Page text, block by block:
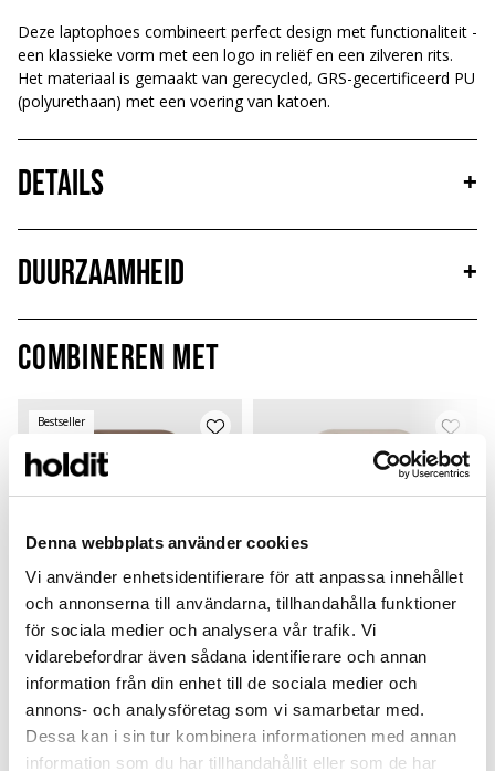
Denna webbplats använder cookies
Vi använder enhetsidentifierare för att anpassa innehållet
och annonserna till användarna, tillhandahålla funktioner
för sociala medier och analysera vår trafik. Vi
vidarebefordrar även sådana identifierare och annan
information från din enhet till de sociala medier och
annons- och analysföretag som vi samarbetar med.
Dessa kan i sin tur kombinera informationen med annan
information som du har tillhandahållit eller som de har
Deze laptophoes combineert perfect design met functionaliteit -
een klassieke vorm met een logo in reliëf en een zilveren rits.
Het materiaal is gemaakt van gerecycled, GRS-gecertificeerd PU
(polyurethaan) met een voering van katoen.
Details +
Duurzaamheid
+
Combineren met
Bestseller
Silicone Case
Mocha Brown
Silicone Case
Light Beige